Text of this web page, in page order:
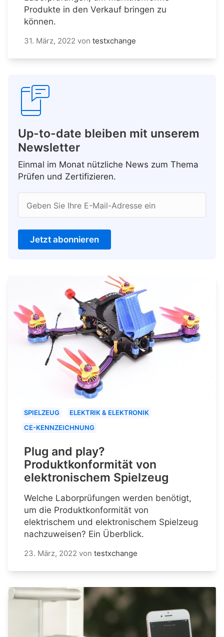
Produkte in den Verkauf bringen zu
können.
31. März, 2022 von testxchange
Up-to-date bleiben mit unserem
Newsletter
Einmal im Monat nützliche News zum Thema
Prüfen und Zertifizieren.
Geben Sie Ihre E-Mail-Adresse ein
Jetzt abonnieren
SPIELZEUG
ELEKTRIK & ELEKTRONIK
CE-KENNZEICHNUNG
Plug and play?
Produktkonformität von
elektronischem Spielzeug
Welche Laborprüfungen werden benötigt,
um die Produktkonformität von
elektrischem und elektronischem Spielzeug
nachzuweisen? Ein Überblick.
23. März, 2022 von testxchange